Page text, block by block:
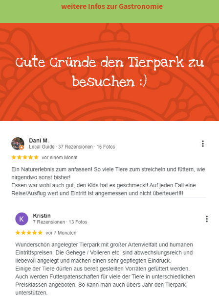
weitere Infos zur Gastronomie
Gute Gründe den Tierpark zu
besuchen :)